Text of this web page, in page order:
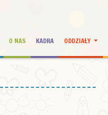
O NAS KADRA ODDZIAŁY